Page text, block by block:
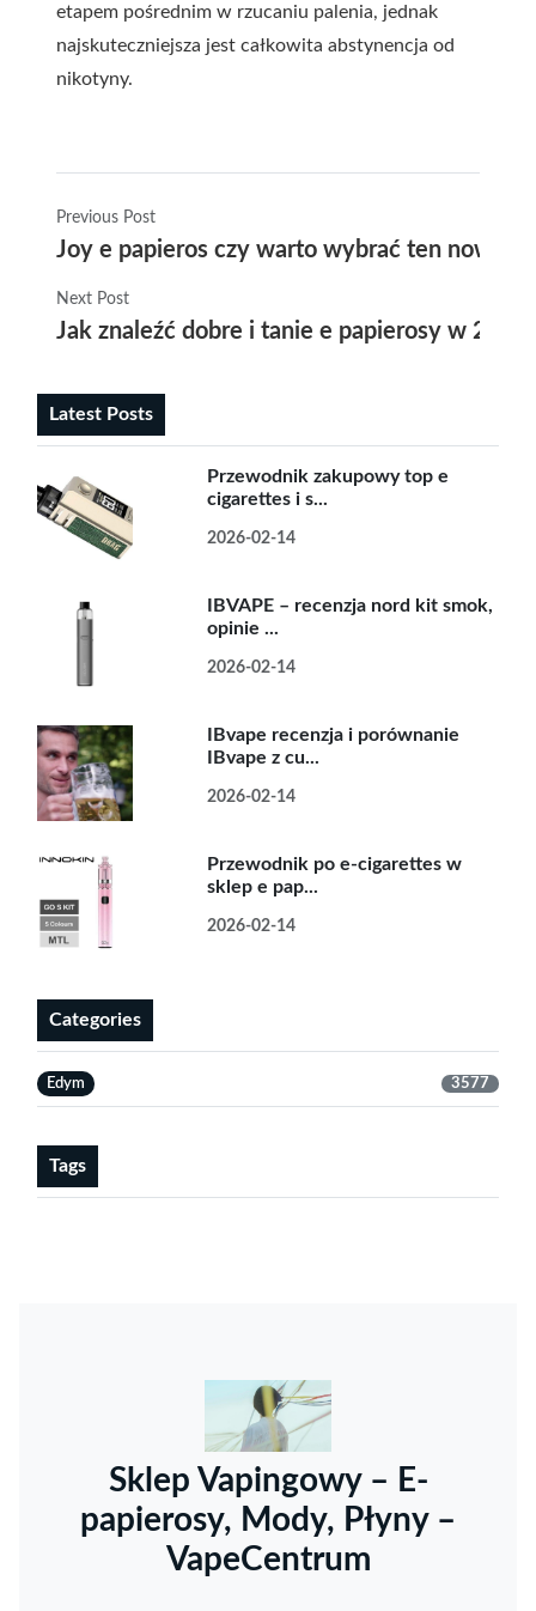
etapem pośrednim w rzucaniu palenia, jednak
najskuteczniejsza jest całkowita abstynencja od
nikotyny.
Previous Post
Joy e papieros czy warto wybrać ten
Next Post
Jak znaleźć dobre i tanie e papierosy w 2024
Latest Posts
Przewodnik zakupowy top e
cigarettes i s...
2026-02-14
IBVAPE – recenzja nord kit smok,
opinie ...
2026-02-14
IBvape recenzja i porównanie
IBvape z cu...
2026-02-14
Przewodnik po e-cigarettes w
sklep e pap...
2026-02-14
Categories
Edym 3577
Tags
Sklep Vapingowy – E-
papierosy, Mody, Płyny –
VapeCentrum